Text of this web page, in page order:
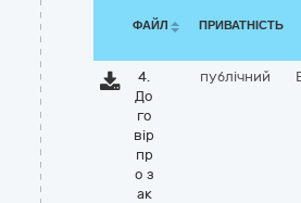
ФАЙЛ ПРИВАТНІСТЬ
4.
До
го
вір
пр
о з
ак
публічний